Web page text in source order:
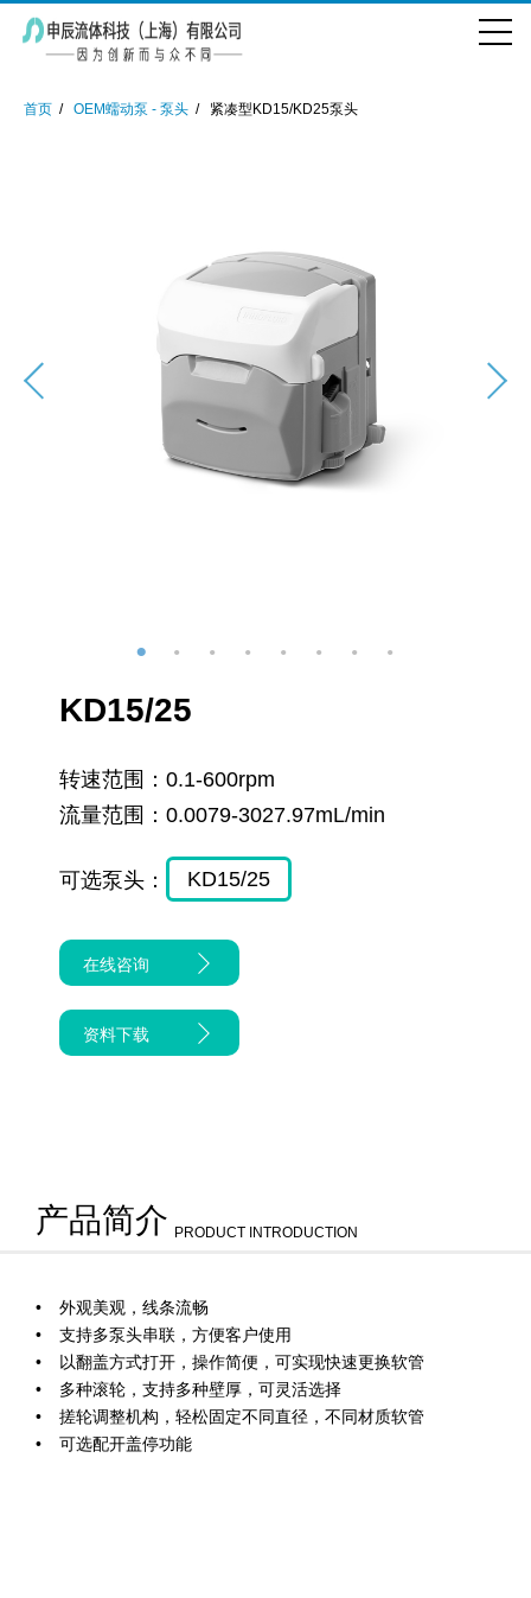
首页 OEM蠕动泵 - 泵头 紧凑型KD15/KD25泵头
KD15/25
转速范围： 0.1-600rpm
流量范围： 0.0079-3027.97mL/min
可选泵头： KD15/25
在线咨询
资料下载
产品简介 PRODUCT INTRODUCTION
外观美观，线条流畅
支持多泵头串联，方便客户使用
以翻盖方式打开，操作简便，可实现快速更换软管
多种滚轮，支持多种壁厚，可灵活选择
搓轮调整机构，轻松固定不同直径，不同材质软管
可选配开盖停功能